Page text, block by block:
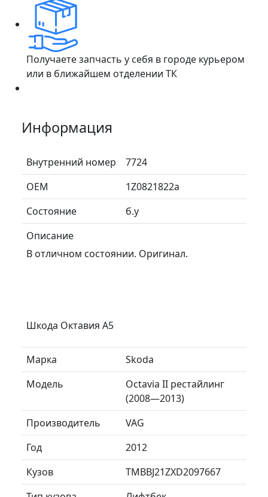
Получаете запчасть у себя в городе курьером
или в ближайшем отделении ТК
Информация
Внутренний номер
7724
ОЕМ
1Z0821822a
Состояние
б.у
Описание
В отличном состоянии. Оригинал.
Шкода Октавия А5
Марка
Skoda
Модель
Octavia II рестайлинг
(2008—2013)
Производитель
VAG
Год
2012
Кузов
TMBBJ21ZXD2097667